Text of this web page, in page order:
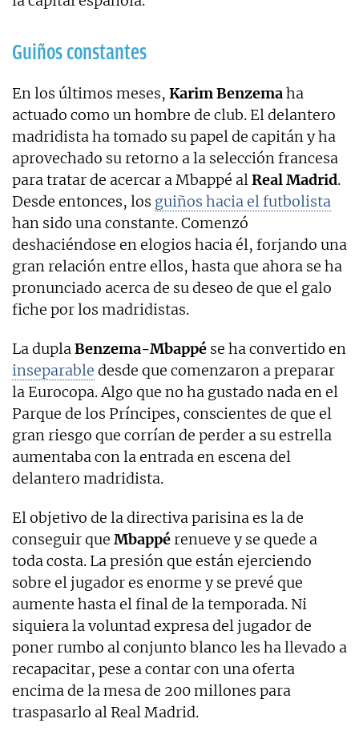
Guiños constantes
En los últimos meses, Karim Benzemaha
actuado como un hombre de club. El delantero
madridista ha tomado su papel de capitán y ha
aprovechado su retorno a la selección francesa
para tratar de acercar a Mbappé alReal Madrid.
Desde entonces, los guiños hacia el futbolista
han sido una constante. Comenzó
deshaciéndose en elogios hacia él, forjando una
gran relación entre ellos, hasta que ahora se ha
pronunciado acerca de su deseo de que el galo
fiche por los madridistas.
La duplaBenzema-Mbappé se ha convertido en
inseparable desde que comenzaron a preparar
la Eurocopa. Algo que no ha gustado nada en el
Parque de los Príncipes, conscientes de que el
gran riesgo que corrían de perder a su estrella
aumentaba con la entrada en escena del
delantero madridista.
El objetivo de la directiva parisina es la de
conseguir que Mbappérenueve y se quede a
toda costa. La presión que están ejerciendo
sobre el jugador es enorme y se prevé que
aumente hasta el final de la temporada. Ni
siquiera la voluntad expresa del jugador de
poner rumbo al conjunto blanco les ha llevado a
recapacitar, pese a contar con una oferta
encima de la mesa de 200 millones para
traspasarlo al Real Madrid.